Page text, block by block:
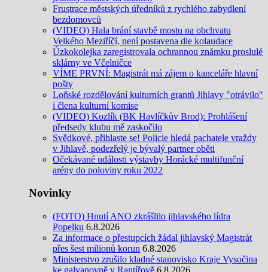
Frustrace městských úředníků z rychlého zabydlení
bezdomovců
(VIDEO) Hala brání stavbě mostu na obchvatu
Velkého Meziříčí, není postavena dle kolaudace
Úzkokolejka zaregistrovala ochrannou známku proslulé
sklárny ve Včelničce
VÍME PRVNÍ: Magistrát má zájem o kanceláře hlavní
pošty
Loňské rozdělování kulturních grantů Jihlavy "otrávilo"
i člena kulturní komise
(VIDEO) Kozlík (BK Havlíčkův Brod): Prohlášení
předsedy klubu mě zaskočilo
Svědkové, přihlaste se! Policie hledá pachatele vraždy
v Jihlavě, podezřelý je bývalý partner oběti
Očekávané události výstavby Horácké multifunční
arény do poloviny roku 2022
Novinky
(FOTO) Hnutí ANO zkrášlilo jihlavského lídra
Popelku 6.8.2026
Za informace o přestupcích žádal jihlavský Magistrát
přes šest milionů korun 6.8.2026
Ministerstvo zrušilo kladné stanovisko Kraje Vysočina
ke galvanovně v Rantířově 6.8.2026